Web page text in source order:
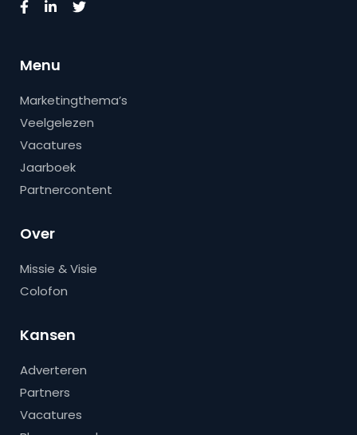
Menu
Marketingthema’s
Veelgelezen
Vacatures
Jaarboek
Partnercontent
Over
Missie & Visie
Colofon
Kansen
Adverteren
Partners
Vacatures